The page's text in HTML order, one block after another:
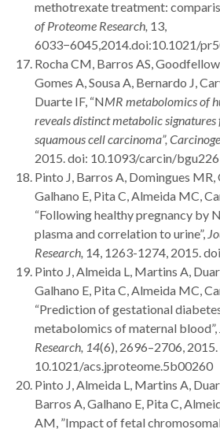
methotrexate treatment:
of Proteome Research, 13,
6033−6045,2014.doi:10.1021/
Rocha CM, Barros AS,
Gomes A, Sousa A, Bernardo J,
Duarte IF, “NMR metabolomics of
reveals distinct metabolic
squamous cell carcinoma”,
2015. doi: 10.1093/carcin/
Pinto J, Barros A, Domingues
Galhano E, Pita C, Almeida MC,
“Following healthy pregnancy by
plasma and correlation to urine”,
Research, 14, 1263-1274, 2015.
Pinto J, Almeida L, Martins A,
Galhano E, Pita C, Almeida MC,
“Prediction of gestational
metabolomics of maternal blood”,
Research, 14(6), 2696–2706, 2015.
10.1021/acs.jproteome.5b00260
Pinto J, Almeida L, Martins A,
Barros A, Galhano E, Pita C,
AM, ”Impact of fetal